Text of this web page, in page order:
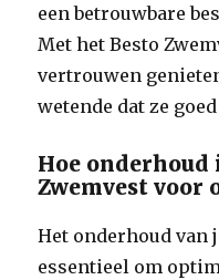
een betrouwbare
Met het Besto
vertrouwen
wetende dat ze
Hoe
Zwemvest voor
Het onderhoud van
essentieel om